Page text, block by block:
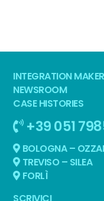
INTEGRATION
NEWSROOM
CASE HISTORIES
+39 051
BOLOGNA –
TREVISO – SILEA
FORLÌ
SCRIVICI